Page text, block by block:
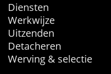
Diensten
Werkwijze
Uitzenden
Detacheren
Werving & selectie